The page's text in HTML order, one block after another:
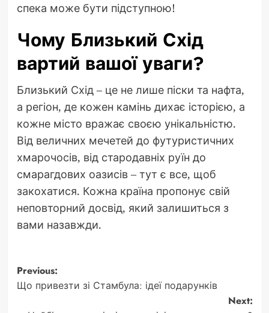
спека може бути підступною!
Чому Близький Схід
вартий вашої уваги?
Близький Схід – це не лише піски та нафта,
а регіон, де кожен камінь дихає історією, а
кожне місто вражає своєю унікальністю.
Від величних мечетей до футуристичних
хмарочосів, від стародавніх руїн до
смарагдових оазисів – тут є все, щоб
закохатися. Кожна країна пропонує свій
неповторний досвід, який залишиться з
вами назавжди.
Post
navigation
Previous:
Що привезти зі Стамбула: ідеї подарунків
Next: